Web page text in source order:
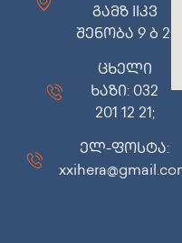
გამზ IIკვ
შენობა 9 ბ 2;
ცხელი
ხაზი: 032
201 12 21;
ელ-ფოსტა: